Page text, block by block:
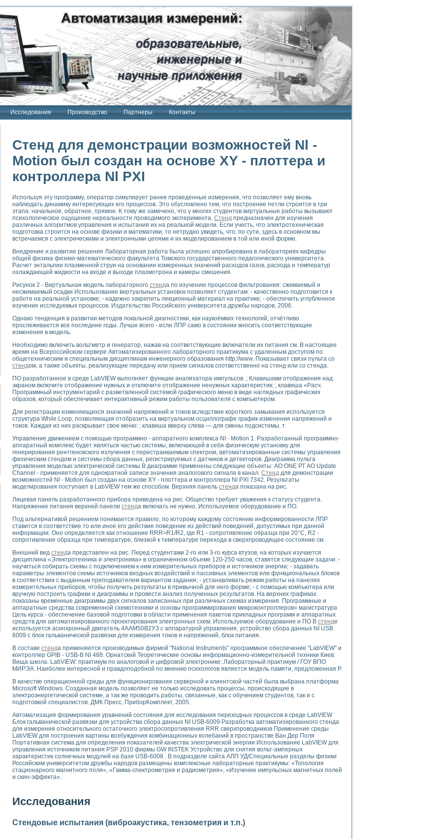
Исследования Производство Партнеры Контакты
"Сигнал-USB"
Интроскан
система
USB"
терапии серии СКАН
тензометрия и т.п.)
измерения параметров дизельных двигателей типа В-46
тяговых электродвигателей электровоза на базе устройств National Instruments
инструментов
элементной базы машин
module для моделирования электромагнитных процессов с целью отладки систем управления электрооборудованием на электроподвижном составе
скорости подвижного состава для тренажера машиниста состава
исследований в гиперзвуковых аэродинамических трубах
Nl SCXI для ультразвуковых контрольно-измерительных систем
сварных швов металлоконструкций
зрения в составе системы управления движением экраноплана
системы для лабораторных испытаний материалов методом акустической эмиссии
комплекс аппаратуры для определения тепловых и электрических характеристик и параметров силовых полупроводниковых приборов
процессов ДВС в динамических режимах
систем передачи данных
для исследования АЧХ и ФЧХ активных фильтров
для исследования параметров двухполюсников резонансным методом
операционных усилителей с применением аппаратно-программных средств NATIONAL INSTRUMENTS
на основе цифровой обработки выборок мгновенных значений
выравнивания электрических каналов
компенсации эхо-сигналов
математического моделирования сверхширокополосного стробоскопического осциллографа и исследования методов расширения его полосы
измерителя ВАХ фотоэлементов на базе виртуальных средств измерений
генератора сигналов - имитатора джиттера и измерителя параметров джиттера
исследование линейных антенн и антенных решеток в учебной лаборатории средствами LabVIEW
модуля с высоким разрешением для создания SPICE- модели импульсного сигнала
радиолокационного сигнала и его FFT анализ в программной среде Lab VIEW 7.1
уравнений состояния для исследования переходных процессов в среде LabVIEW
для устройства сбора данных NI USB-6009
стенда для измерения относительного остаточного электросопротивления (RRR) сверхпроводников
построения картины возбуждения комбинационных колебаний в пространстве Ван Дер Поля
показателей качества электрической энергии
управления источником питания PSP 2010 фирмы GW INSTEK
амперных характеристик солнечных модулей на базе USB-6008
нано-, фемто-, биотехнологии и мехатроника
по измерению временных характеристик реверсивных сред
комплекс на базе LabVIEW для исследования наноструктур
и оптимизации тепловой обработки биопродуктов с применением современных информационных технологий и программных средств
функциональных возможностей алгоритма полигармонической экстраполяции
экономичного виртуального полярографа на основе платы USB 6008 в среде LabVIEW
макрочастиц в упорядоченных плазменно-пылевых структурах
диагностики крови
сверхпроводящим соленоидом с биквадрантным источником тока
экспериментальной физики на примере выдающихся экспериментов: самоорганизованная критичность
выпадения осадка в реальном времени
цвета модели CIE L*a*b с использованием LabVIEW
характеристик солнечных элементов и модулей
анализа в медицинской эндоскопии
программно - аппаратного комплекса NI - Motion
газовых пузырьков по данным эхолокационного зондирования с применением технологии виртуальных приборов
тиристорным электроприводом
INSTRUMENTS для автоматизации процесса очистки сточных вод в мембранном биореакторе
стенда для исследования плазменных процессов синтеза нанопорошков
диагностики плазмы
дифракционные датчики малых перемещений и колебаний
и развития дефектов в растущем монокристалле карбида кремния на основе акустической эмиссии и лазерной интерферометрии
импедансный томограф на базе платы сбора данных PCI 6052E
механических свойств материалов в наношкале
металлообрабатывающих станков
Стенд для демонстрации возможностей Nl -
Motion был создан на основе XY - плоттера и
контроллера Nl PXI
Используя эту программу, оператор симулирует ранее проведенные измерения, что позволяет ему вновь
наблюдать динамику интересующих его процессов. Это обусловлено тем, что построение петли строится в три
этапа: начальное, обратное, прямое. К тому же замечено, что у многих студентов виртуальные работы вызывают
психологическое ощущение нереальности проводимого эксперимента. Стенд предназначен для изучения
различных алгоритмов управления и испытания их на реальной модели. Если учесть, что электротехническая
подготовка строится на основе физики и математики, то нетрудно увидеть, что, по сути, здесь в основном мы
встречаемся с электрическими и электронными цепями и их моделированием в той или иной форме.
Внедрение и развитие решения Лабораторная работа была успешно апробирована в лабораториях кафедры
общей физика физико-математического факультета Томского государственного педагогического университета.
Расчет энтальпии плазменной струи на основании измеренных значений расходов газов, расхода и температур
охлаждающей жидкости на входе и выходе плазмотрона и камеры смешения.
Рисунок 2 - Виртуальная модель лабораторного стенда по изучению процессов фильтрования: сжимаемый и
несжимаемый осадки Использование виртуальных установок позволяет студентам: - качественно подготовится к
работе на реальной установке; - надежно закрепить лекционный материал на практике; - обеспечить углубленное
изучение исследуемых процессов. Издательство Российского университета дружбы народов, 2006.
Однако тенденция в развитии методов локальной диагностики, как наукоёмких технологий, отчётливо
прослеживается все последние годы. Лучше всего - если ЛПР само в состоянии вносить соответствующие
изменения в модель.
Необходимо включить вольтметр и генератор, нажав на соответствующие включатели их питания см. В настоящее
время на Всероссийском сервере Автоматизированного лабораторного практикума с удаленным доступом по
общетехническим и специальным дисциплинам инженерного образования http://www. Показывает связи пульта со
стендом, а также объекты, реализующие передачу или прием сигналов соответственно на стенд или со стенда.
ПО разработанное в среде LabVIEW выполняет функции анализатора импульсов. ; Клавишами отображения над
экраном включите отображение нужных и отключите отображение ненужных характеристик: ; клавиша «Расч.
Программный инструментарий с разветвленной системой графического меню в виде наглядных графических
образов, который обеспечивает интерактивный режим работы пользователя с компьютером.
Для регистрации изменяющихся значений напряжений и токов вследствие короткого замыкания используется
структура While Loop, позволяющая отобразить на виртуальном осциллографе график изменения напряжений и
токов. Каждая из них раскрывает свое меню: ; клавиша вверху слева — для смены подсистемы, т.
Управление движением с помощью программно - аппаратного комплекса NI - Motion 1. Разработанный программно-
аппаратный комплекс будет являться частью системы, включающей в себя физическую установку для
генерирования рентгеновского излучения с перестраиваемым спектром, автоматизированные системы управления
физическим стендом и системы сбора данных, регистрируемых с датчиков и детекторов. Диаграмма пульта
управления моделью электрической системы В диаграмме применены следующие объекты: АО ONE РТ АО Update
Channel - применяется для однократной записи значения аналогового сигнала в канал. Стенд для демонстрации
возможностей Nl - Motion был создан на основе XY - плоттера и контроллера Nl PXI 7342. Результаты
моделирования поступают в LabVIEW тем же способом. Верхняя панель стенда показана на рис.
Лицевая панель разработанного прибора приведена на рис. Общество требует уважения к статусу студента.
Напряжение питания верхней панели стенда включать не нужно. Используемое оборудование и ПО.
Под альтернативой решением понимается правило, по которому каждому состоянию информированности ЛПР
ставится в соответствие то или иное его действие поведение из действий поведений, допустимых при данной
информации. Оно определяется как отношение RRR=R1/R2, где R1 - сопротивление образца при 20°С, R2 -
сопротивление образца при температуре, близкой к температуре перехода в сверхпроводящее состояние см.
Внешний вид стенда представлен на рис. Перед студентами 2-го или 3-го курса втузов, на которых изучается
дисциплина «Электротехника и электроника» в ограниченном объеме 120-250 часов, ставятся следующие задачи: -
научиться собирать схемы с подключением к ним измерительных приборов и источников энергии; - задавать
параметры элементов схемы источников входных воздействий и пассивных элементов или функциональных блоков
в соответствии с выданным преподавателем вариантом задания; - устанавливать режим работы на панелях
измерительных приборов, чтобы получить результаты в привычной для него форме; - с помощью компьютера или
вручную построить графики и диаграммы и провести анализ полученных результатов. На верхних графиках
показаны временные диаграммы двух сигналов записанных при различных схемах измерения. Программные и
аппаратные средства современной схемотехники и основы программирования микроконтроллеров» магистратура
Цель курса - обеспечение базовой подготовки в области применения пакетов прикладных программ и аппаратных
средств для автоматизированного проектирования электронных схем. Используемое оборудование и ПО В стенде
используется асинхронный двигатель 4ААМ50В2УЗ с аппаратурой управления, устройство сбора данных NI USB
6009 с блок гальванической развязки для измерения токов и напряжений, блок питания.
В составе стенда применяются производимые фирмой "National Instruments" программное обеспечение "LabVIEW" и
контроллер GPIB - USB-B NI 488. Орнатский Теоретические основы информационно-измерительной техники Киев:
Вища школа. LabVIEW: практикум по аналоговой и цифровой электронике: Лабораторный практикум / ГОУ ВПО
МИРЭА. Наиболее интересной и правдоподобной по мнению психологов является модель памяти, предложенная Р.
В качестве операционной среды для функционирования серверной и клиентской частей была выбрана платформа
Microsoft Windows. Созданная модель позволяет не только исследовать процессы, происходящие в
электроэнергетической системе, а так же проводить работы, связанные, как с обучением студентов, так и с
подготовкой специалистов. ДМК Пресс, ПриборКомплект, 2005.
Автоматизация формирования уравнений состояния для исследования переходных процессов в среде LabVIEW
Блок гальванической развязки для устройства сбора данных NI USB-6009 Разработка автоматизированного стенда
для измерения относительного остаточного электросопротивления RRR сверхпроводников Применение среды
LabVIEW для построения картины возбуждения комбинационных колебаний в пространстве Ван Дер Поля
Портативная система для определения показателей качества электрической энергии Использование LabVIEW для
управления источником питания PSP 2010 фирмы GW INSTEK Устройство для снятия вольт-амперных
характеристик солнечных модулей на базе USB-6008 . В подразделе сайта АЛП УД/Специальные разделы физики
Российским университетом дружбы народов размещены комплексные лабораторные практикумы: «Топология
стационарного магнитного поля», «Гамма-спектрометрия и радиометрия», «Изучение импульсных магнитных полей
и скин-эффекта».
Исследования
Стендовые испытания (виброакустика, тензометрия и т.п.)